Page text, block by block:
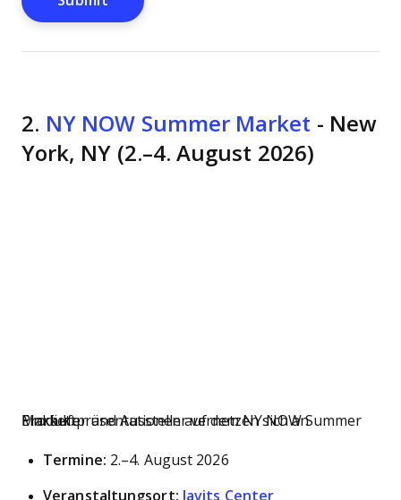
2. NY NOW Summer Market - New
York, NY (2.–4. August 2026)
Einkäufer und Aussteller vernetzen sich an Produktpräsentationen auf dem NY NOW Summer Market.
Termine: 2.–4. August 2026
Veranstaltungsort: Javits Center